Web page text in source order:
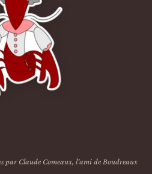
par Claude Comeaux, l'ami de Boudreaux